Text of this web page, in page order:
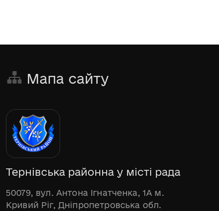
Мапа сайту
Тернівська районна у місті рада
50079, вул. Антона Ігнатченка, 1А м.
Кривий Ріг, Дніпропетровська обл.